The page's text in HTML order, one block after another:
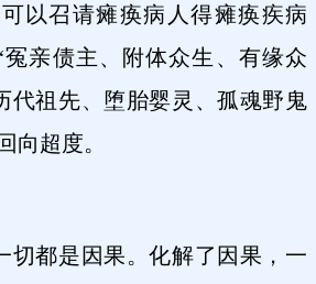
以召请瘫痪病人得瘫痪疾病
亲债主、附体众生、有缘众
代祖先、堕胎婴灵、孤魂野鬼
向超度。
切都是因果。化解了因果，一